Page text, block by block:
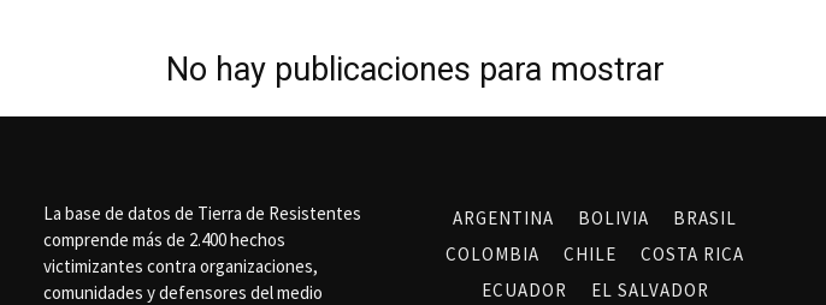
No hay publicaciones para mostrar
La base de datos de Tierra de Resistentes
comprende más de 2.400 hechos
victimizantes contra organizaciones,
comunidades y defensores del medio
ARGENTINA BOLIVIA
BRASIL
COLOMBIA
CHILE
COSTA RICA
ECUADOR
EL SALVADOR